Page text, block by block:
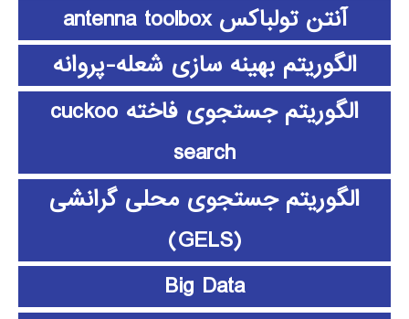
آنتن تولباکس antenna toolbox
الگوریتم بهینه سازی شعله-پروانه
الگوریتم جستجوی فاخته cuckoo
search
الگوریتم جستجوی محلی گرانشی
(GELS)
Big Data